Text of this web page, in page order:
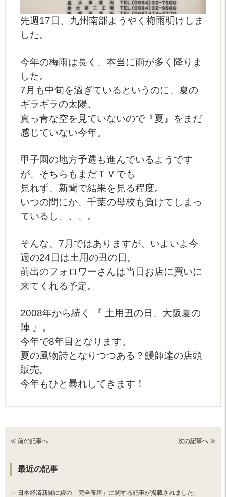
先週17日、九州南部ようやく梅雨明けしま
した。
今年の梅雨は長く、本当に雨が多く降りま
した。
7月も中旬を過ぎているというのに、夏の
ギラギラの太陽、
真っ青な空を見ていないので『夏』をまだ
感じていない今年。
甲子園の地方予選も進んでいるようです
が、そちらもまだＴＶでも
見れず、新聞で結果を見る程度。
いつの間にか、千葉の母校も負けてしまっ
ているし、、、。
そんな、7月ではありますが、いよいよ今
週の24日は土用の丑の日。
前出のフォロワーさんは当日お店に買いに
来てくれる予定。
2008年から続く 『 土用丑の日、大阪夏の
陣 』。
今年で8年目となります。
夏の風物詩となりつつある？鰻師達の店頭
販売。
今年もひと暴れしてきます！
≪ 前の記事へ 次の記事へ ≫
最近の記事
日本経済新聞に鰻の「完全養殖」に関する記事が掲載されました。